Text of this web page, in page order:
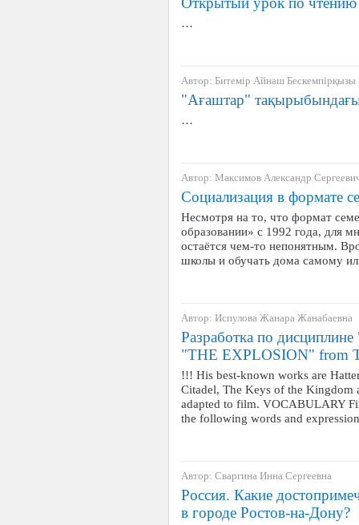
…
Автор: Битемір Айнаш Бескемпірқызы
"Ағаштар"
…
Автор: Максимов Александр
Социализация в формате
Несмотря на то, что формат
образовании» с 1992 года, для
остаётся чем-то непонятным.
школы и обучать дома самому
Автор: Испулова Жанара Жанабаевна
Разработка по
"THE EXPLOSION" from
!!! His best-known works are
Citadel, The Keys of the Kingdom
adapted to film. VOCABULARY
the following words and
Автор: Сваргина Инна Сергеевна
Россия. Какие
в городе Ростов-на-Дону?